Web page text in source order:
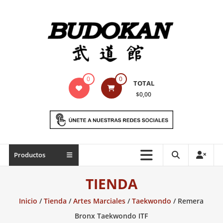
Indumentaria
marciales
Todo
necesario
0 0 TOTAL
$0,00
Productos
TIENDA
Inicio /Tienda /Artes Marciales /Taekwondo / Remera
Bronx Taekwondo ITF